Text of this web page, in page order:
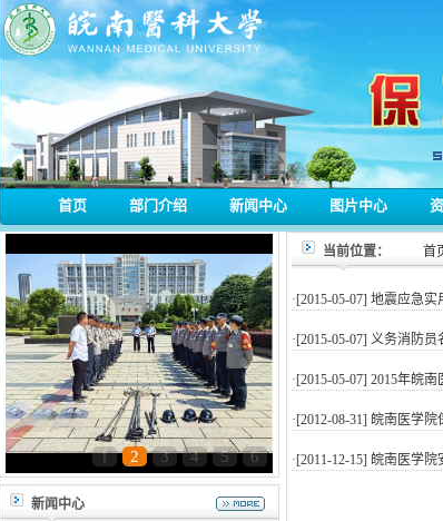
首页 部门介绍 新闻中心 图片中心
1 2 3 4 5 6
当前位置： 首
·[2015-05-07] 地震应急实
·[2015-05-07] 义务消防员
·[2015-05-07] 2015年皖
·[2012-08-31] 皖南医学院
·[2011-12-15] 皖南医学院
新闻中心